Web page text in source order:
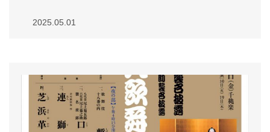
2025.05.01